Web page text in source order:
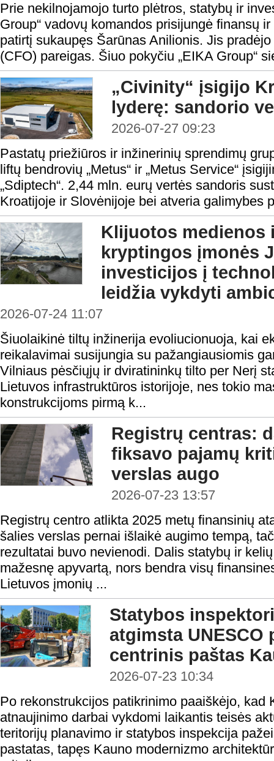
Prie nekilnojamojo turto plėtros, statybų ir
Group“ vadovų komandos prisijungė finansų
patirtį sukaupęs Šarūnas Anilionis. Jis
(CFO) pareigas. Šiuo pokyčiu „EIKA Group“
„Civinity“ įsigijo
lyderę: sandorio
2026-07-27 09:23
Pastatų priežiūros ir inžinerinių sprendimų
liftų bendrovių „Metus“ ir „Metus Service“
„Sdiptech“. 2,44 mln. eurų vertės sandoris
Kroatijoje ir Slovėnijoje bei atveria galimybes
Klijuotos medienos
kryptingos įmonės
investicijos į
leidžia vykdyti
2026-07-24 11:07
Šiuolaikinė tiltų inžinerija evoliucionuoja, kai
reikalavimai susijungia su pažangiausiomis
Vilniaus pėsčiųjų ir dviratininkų tilto per Nerį
Lietuvos infrastruktūros istorijoje, nes tokio
konstrukcijoms pirmą k...
Registrų centras:
fiksavo pajamų
verslas augo
2026-07-23 13:57
Registrų centro atlikta 2025 metų finansinių
šalies verslas pernai išlaikė augimo tempą,
rezultatai buvo nevienodi. Dalis statybų ir
mažesnę apyvartą, nors bendra visų
Lietuvos įmonių ...
Statybos
atgimsta UNESCO
centrinis paštas
2026-07-23 10:34
Po rekonstrukcijos patikrinimo paaiškėjo, kad
atnaujinimo darbai vykdomi laikantis teisės
teritorijų planavimo ir statybos inspekcija
pastatas, tapęs Kauno modernizmo